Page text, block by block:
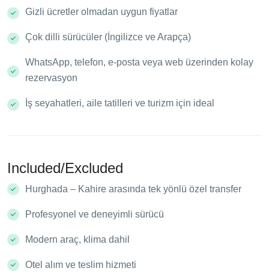
Gizli ücretler olmadan uygun fiyatlar
Çok dilli sürücüler (İngilizce ve Arapça)
WhatsApp, telefon, e-posta veya web üzerinden kolay
rezervasyon
İş seyahatleri, aile tatilleri ve turizm için ideal
Included/Excluded
Hurghada – Kahire arasında tek yönlü özel transfer
Profesyonel ve deneyimli sürücü
Modern araç, klima dahil
Otel alım ve teslim hizmeti